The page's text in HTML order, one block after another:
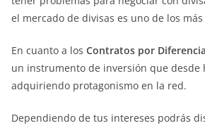
el mercado de divisas es uno de los más
En cuanto a los Contratos por Diferencia
un instrumento de inversión que desde
adquiriendo protagonismo en la red.
Dependiendo de tus intereses podrás